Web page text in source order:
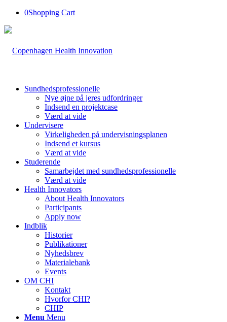
0Shopping Cart
Sundhedsprofessionelle
Nye øjne på jeres udfordringer
Indsend en projektcase
Værd at vide
Undervisere
Virkeligheden på undervisningsplanen
Indsend et kursus
Værd at vide
Studerende
Samarbejdet med sundhedsprofessionelle
Værd at vide
Health Innovators
About Health Innovators
Participants
Apply now
Indblik
Historier
Publikationer
Nyhedsbrev
Materialebank
Events
OM CHI
Kontakt
Hvorfor CHI?
CHIP
Menu Menu